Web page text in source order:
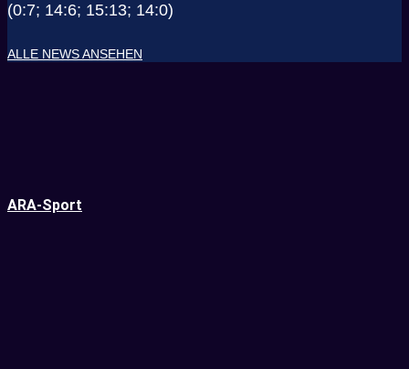
(0:7; 14:6; 15:13; 14:0)
ALLE NEWS ANSEHEN
ARA-Sport